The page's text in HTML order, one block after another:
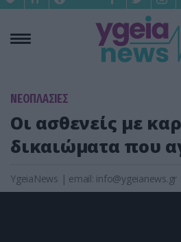
ΝΕΟΠΛΑΣΙΕΣ
Οι ασθενείς με
δικαιώματα που
YgeiaNews | email: info@ygeianews.gr